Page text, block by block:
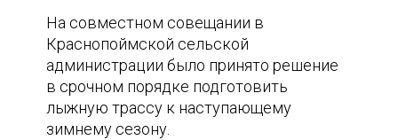
На совместном совещании в
Краснопоймской сельской
администрации было принято решение
в срочном порядке подготовить
лыжную трассу к наступающему
зимнему сезону.